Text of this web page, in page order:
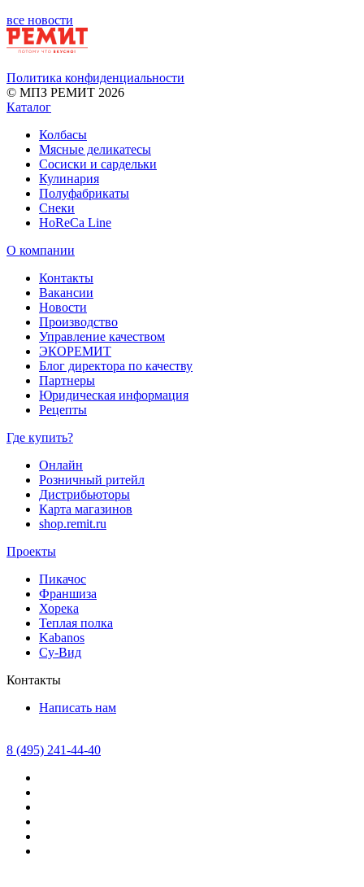
все новости
Политика конфиденциальности
© МПЗ РЕМИТ 2026
Каталог
Колбасы
Мясные деликатесы
Сосиски и сардельки
Кулинария
Полуфабрикаты
Снеки
HoReCa Line
О компании
Контакты
Вакансии
Новости
Производство
Управление качеством
ЭКОРЕМИТ
Блог директора по качеству
Партнеры
Юридическая информация
Рецепты
Где купить?
Онлайн
Розничный ритейл
Дистрибьюторы
Карта магазинов
shop.remit.ru
Проекты
Пикачос
Франшиза
Хорека
Теплая полка
Kabanos
Су-Вид
Контакты
Написать нам
8 (495) 241-44-40